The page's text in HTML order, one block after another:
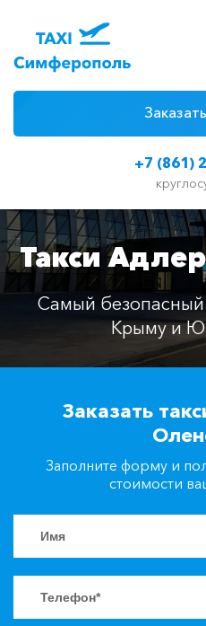
+7 (861)
Цены
Классы
Заказать
Такси
Самый
Крыму и
Заказать
Заполните форму и
стоимости